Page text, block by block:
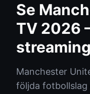
Se
TV 2026
Manchester
följda fotbollslag